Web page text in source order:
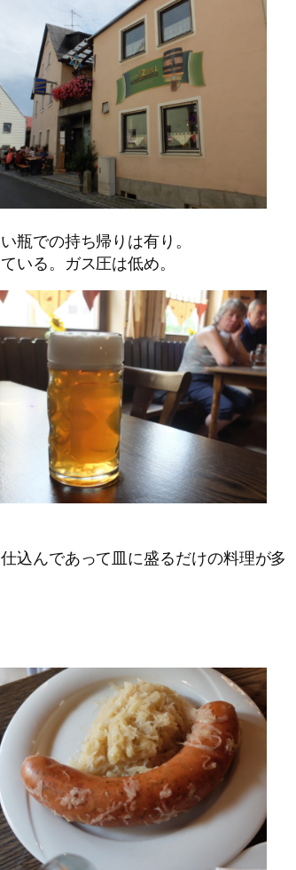
瓶での持ち帰りは有り。
いる。ガス圧は低め。
込んであって皿に盛るだけの料理が多